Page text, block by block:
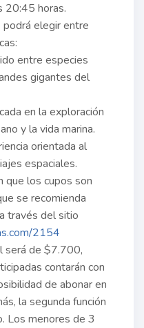
20:45 horas.
podrá elegir entre
entre especies
gigantes del
en la exploración
y la vida marina.
orientada al
espaciales.
que los cupos son
se recomienda
través del sitio
2154
será de $7.700,
contarán con
de abonar en
la segunda función
Los menores de 3